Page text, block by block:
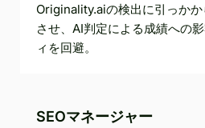
Originality.aiの検出に引っか
させ、AI判定による成績への
ィを回避。
SEOマネージャー